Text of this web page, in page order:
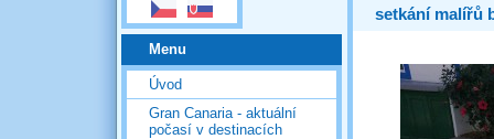
Menu
Úvod
Gran Canaria - aktuální
počasí v destinacích
setkání malířů